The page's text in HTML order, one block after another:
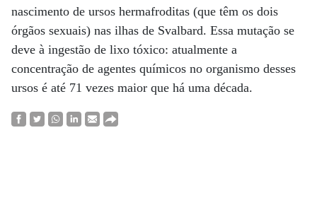
nascimento de ursos hermafroditas (que têm os dois
órgãos sexuais) nas ilhas de Svalbard. Essa mutação se
deve à ingestão de lixo tóxico: atualmente a
concentração de agentes químicos no organismo desses
ursos é até 71 vezes maior que há uma década.